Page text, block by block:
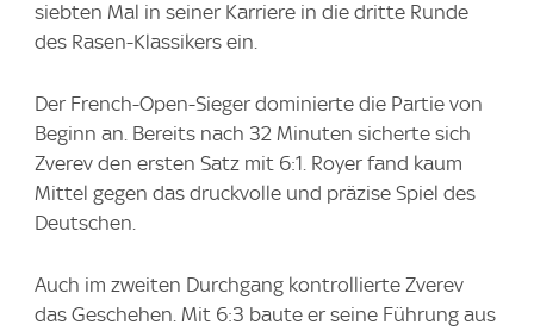
siebten Mal in seiner Karriere in die dritte Runde
des Rasen-Klassikers ein.
Der French-Open-Sieger dominierte die Partie von
Beginn an. Bereits nach 32 Minuten sicherte sich
Zverev den ersten Satz mit 6:1. Royer fand kaum
Mittel gegen das druckvolle und präzise Spiel des
Deutschen.
Auch im zweiten Durchgang kontrollierte Zverev
das Geschehen. Mit 6:3 baute er seine Führung aus